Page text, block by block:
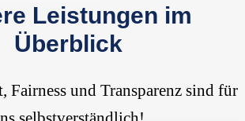
Leistungen im
Überblick
Fairness und Transparenz sind für
selbstverständlich!